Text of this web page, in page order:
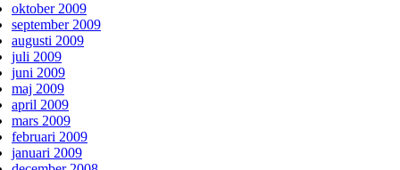
oktober 2009
september 2009
augusti 2009
juli 2009
juni 2009
maj 2009
april 2009
mars 2009
februari 2009
januari 2009